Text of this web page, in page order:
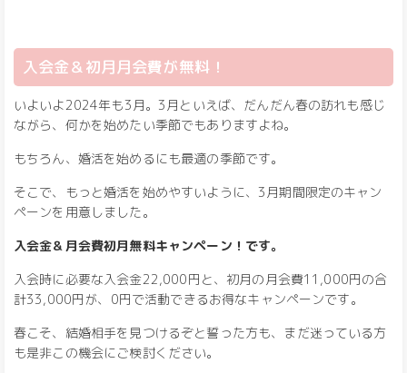
入会金＆初月月会費が無料！
いよいよ2024年も3月。3月といえば、だんだん春の訪れも感じ
ながら、何かを始めたい季節でもありますよね。
もちろん、婚活を始めるにも最適の季節です。
そこで、もっと婚活を始めやすいように、3月期間限定のキャン
ペーンを用意しました。
入会金＆月会費初月無料キャンペーン！です。
入会時に必要な入会金22,000円と、初月の月会費11,000円の合
計33,000円が、0円で活動できるお得なキャンペーンです。
春こそ、結婚相手を見つけるぞと誓った方も、まだ迷っている方
も是非この機会にご検討ください。